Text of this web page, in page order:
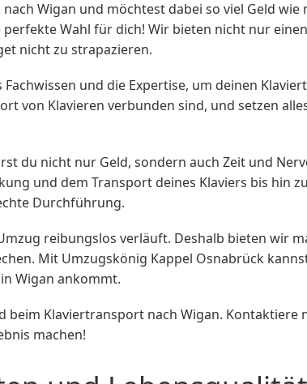
Wigan und möchtest dabei so viel Geld
Wahl für dich! Wir bieten nicht nur
nicht zu strapazieren.
und die Expertise, um deinen
von Klavieren verbunden sind, und setzen
du nicht nur Geld, sondern auch Zeit und
und dem Transport deines Klaviers bis hin
Durchführung.
reibungslos verläuft. Deshalb bieten wir
Mit Umzugskönig Kappel Osnabrück
Wigan ankommt.
beim Klaviertransport nach Wigan.
machen!